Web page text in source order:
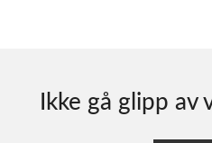
Ikke gå glipp